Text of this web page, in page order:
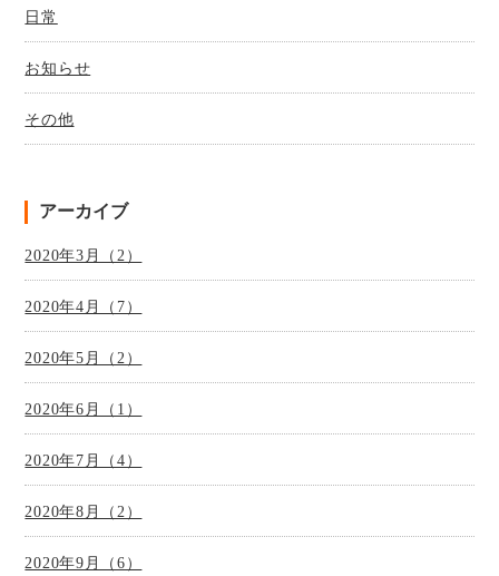
日常
お知らせ
その他
アーカイブ
2020年3月（2）
2020年4月（7）
2020年5月（2）
2020年6月（1）
2020年7月（4）
2020年8月（2）
2020年9月（6）